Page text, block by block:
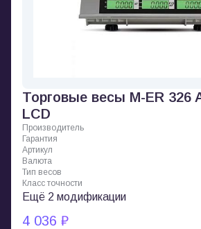
Торговые весы M-ER 326
LCD
Производитель
Гарантия
Артикул
Валюта
Тип весов
Класс точности
Ещё 2 модификации
4 036 ₽